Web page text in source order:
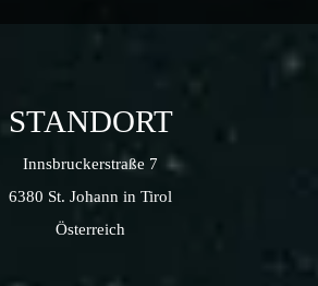
STANDORT
Innsbruckerstraße 7
6380 St. Johann in Tirol
Österreich